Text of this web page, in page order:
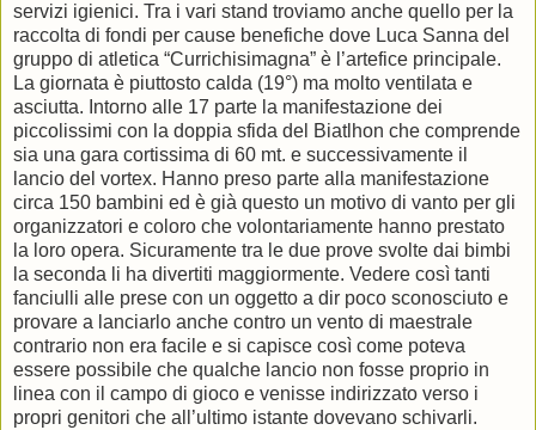
servizi igienici. Tra i vari stand troviamo anche quello per la
raccolta di fondi per cause benefiche dove Luca Sanna del
gruppo di atletica “Currichisimagna” è l’artefice principale.
La giornata è piuttosto calda (19°) ma molto ventilata e
asciutta. Intorno alle 17 parte la manifestazione dei
piccolissimi con la doppia sfida del Biatlhon che comprende
sia una gara cortissima di 60 mt. e successivamente il
lancio del vortex. Hanno preso parte alla manifestazione
circa 150 bambini ed è già questo un motivo di vanto per gli
organizzatori e coloro che volontariamente hanno prestato
la loro opera. Sicuramente tra le due prove svolte dai bimbi
la seconda li ha divertiti maggiormente. Vedere così tanti
fanciulli alle prese con un oggetto a dir poco sconosciuto e
provare a lanciarlo anche contro un vento di maestrale
contrario non era facile e si capisce così come poteva
essere possibile che qualche lancio non fosse proprio in
linea con il campo di gioco e venisse indirizzato verso i
propri genitori che all’ultimo istante dovevano schivarli.